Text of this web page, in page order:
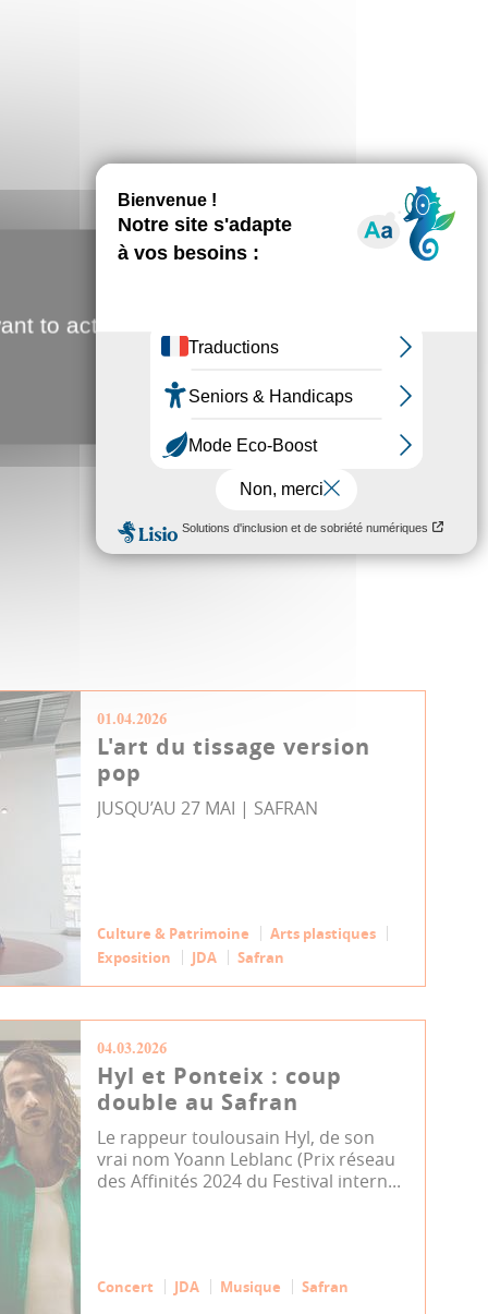
01.04.2026
L'art du tissage version
pop
JUSQU’AU 27 MAI | SAFRAN
Culture & Patrimoine
Arts plastiques
Exposition
JDA Safran
04.03.2026
Hyl et Ponteix : coup
double au Safran
Le rappeur toulousain Hyl, de son
vrai nom Yoann Leblanc (Prix réseau
des Affinités 2024 du Festival intern...
Concert JDA Musique Safran
to activate